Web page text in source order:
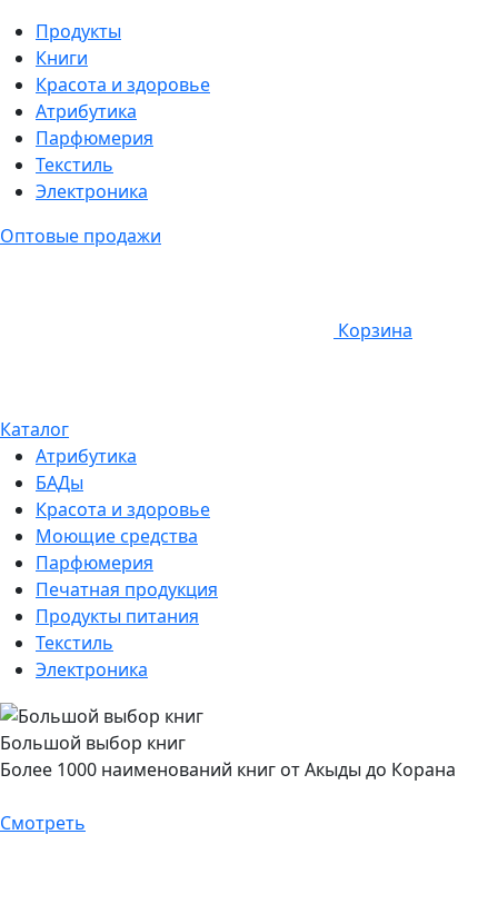
Продукты
Книги
Красота и здоровье
Атрибутика
Парфюмерия
Текстиль
Электроника
Оптовые продажи
Корзина
Каталог
Атрибутика
БАДы
Красота и здоровье
Моющие средства
Парфюмерия
Печатная продукция
Продукты питания
Текстиль
Электроника
Большой выбор книг
Более 1000 наименований книг от Акыды до Корана
Смотреть